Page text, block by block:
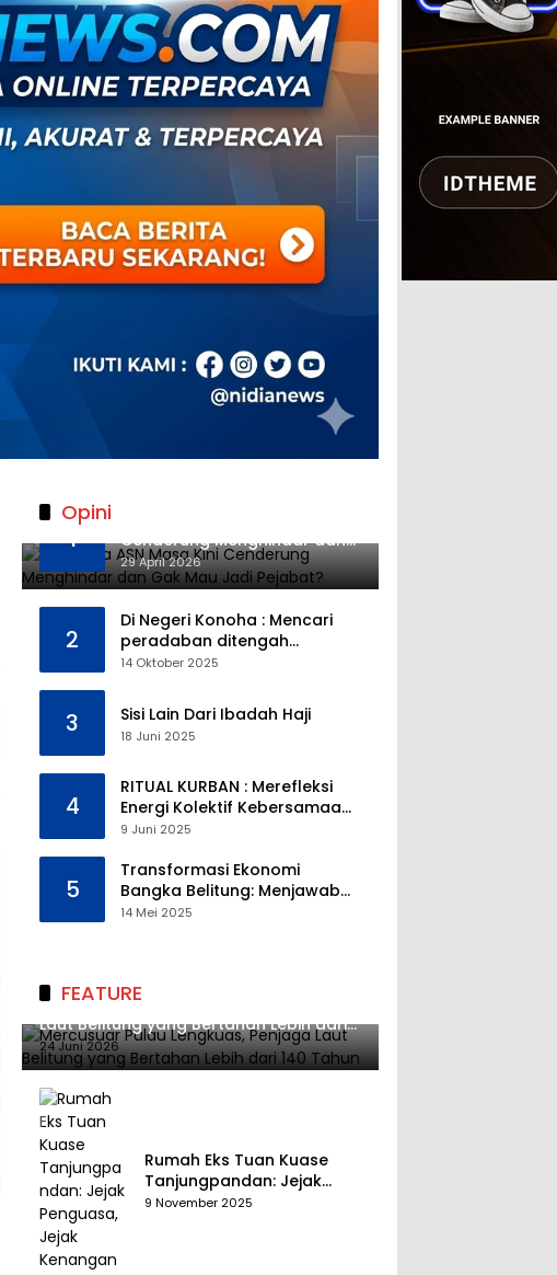
Opini
1
Cenderung Menghindar dan
Gak Mau Jadi Pejabat?
29 April 2026
2
Di Negeri Konoha : Mencari
peradaban ditengah
kekosongan pendidikan
14 Oktober 2025
3 Sisi Lain Dari Ibadah Haji
18 Juni 2025
4
RITUAL KURBAN : Merefleksi
Energi Kolektif Kebersamaan
dan Mengeliminasi Sifat
9 Juni 2025
5
Transformasi Ekonomi
Bangka Belitung: Menjawab
Tantangan Melalui
14 Mei 2025
FEATURE
Mercusuar Pulau Lengkuas, Penjaga
Laut Belitung yang Bertahan Lebih dari
140 Tahun
24 Juni 2026
Rumah Eks Tuan Kuase
Tanjungpandan: Jejak
Penguasa, Jejak Kenangan
9 November 2025